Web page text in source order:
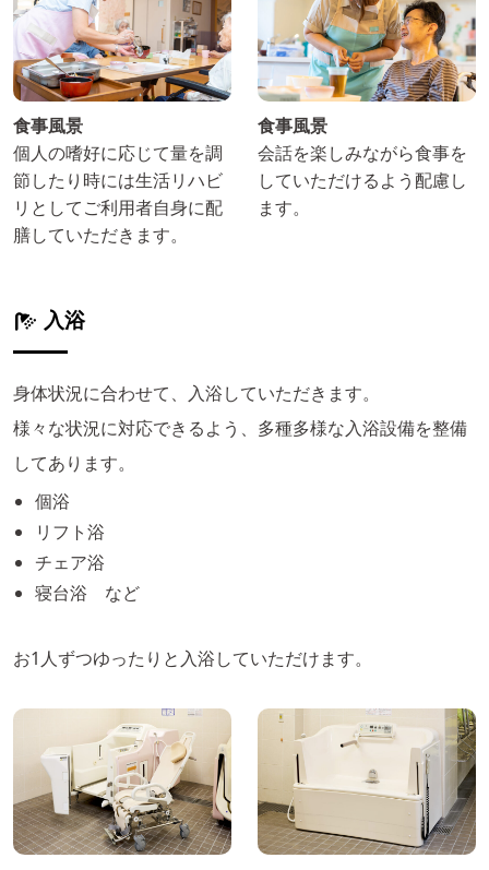
食事風景
個人の嗜好に応じて量を調
節したり時には生活リハビ
リとしてご利用者自身に配
膳していただきます。
食事風景
会話を楽しみながら食事を
していただけるよう配慮し
ます。
入浴
身体状況に合わせて、入浴していただきます。
様々な状況に対応できるよう、多種多様な入浴設備を整備
してあります。
個浴
リフト浴
チェア浴
寝台浴 など
お1人ずつゆったりと入浴していただけます。